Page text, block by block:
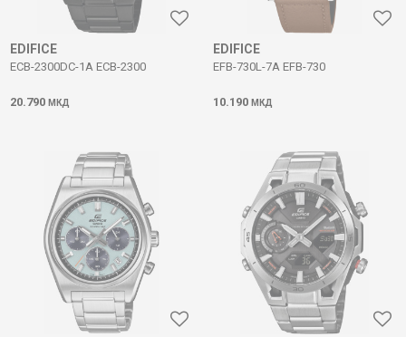
EDIFICE
ECB-2300DC-1A ECB-2300
20.790 МКД
EDIFICE
EFB-730L-7A EFB-730
10.190 МКД